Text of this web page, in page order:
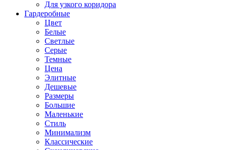
Для узкого коридора
Гардеробные
Цвет
Белые
Светлые
Серые
Темные
Цена
Элитные
Дешевые
Размеры
Большие
Маленькие
Стиль
Минимализм
Классические